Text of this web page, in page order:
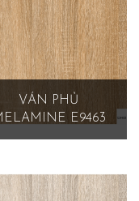
VÁN PHỦ
E9463